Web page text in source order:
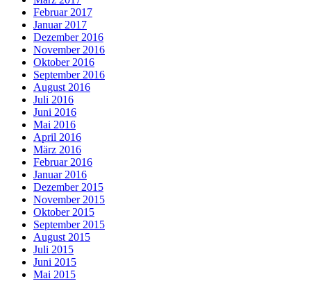
Februar 2017
Januar 2017
Dezember 2016
November 2016
Oktober 2016
September 2016
August 2016
Juli 2016
Juni 2016
Mai 2016
April 2016
März 2016
Februar 2016
Januar 2016
Dezember 2015
November 2015
Oktober 2015
September 2015
August 2015
Juli 2015
Juni 2015
Mai 2015